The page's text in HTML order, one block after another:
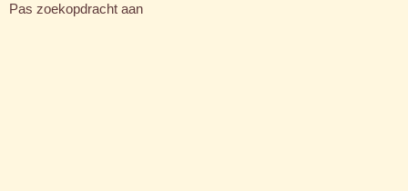
Pas zoekopdracht aan